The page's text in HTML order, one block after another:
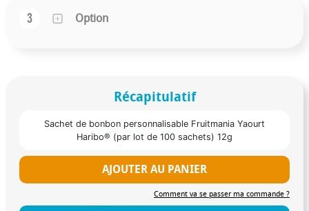
3 Option
Récapitulatif
Sachet de bonbon personnalisable Fruitmania Yaourt
Haribo® (par lot de 100 sachets) 12g
AJOUTER AU PANIER
Comment va se passer ma commande ?